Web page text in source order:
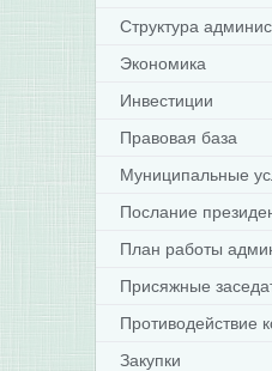
Структура
Экономика
Инвестиции
Правовая база
Муниципальные
Послание
План работы
Присяжные
Противодействие
Закупки